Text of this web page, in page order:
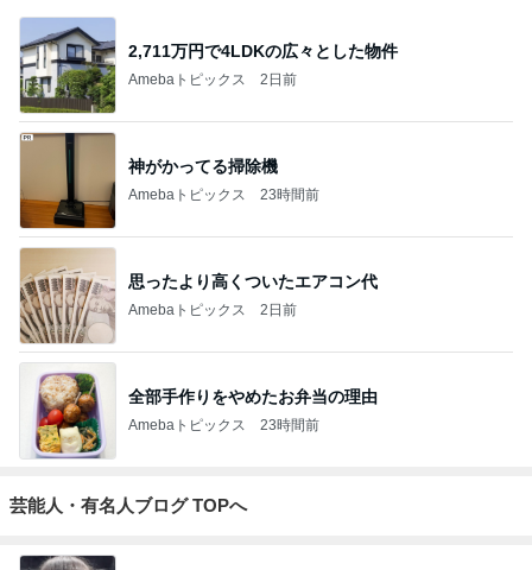
2,711万円で4LDKの広々とした物件
Amebaトピックス 2日前
神がかってる掃除機
Amebaトピックス 23時間前
思ったより高くついたエアコン代
Amebaトピックス 2日前
全部手作りをやめたお弁当の理由
Amebaトピックス 23時間前
芸能人・有名人ブログ TOPへ